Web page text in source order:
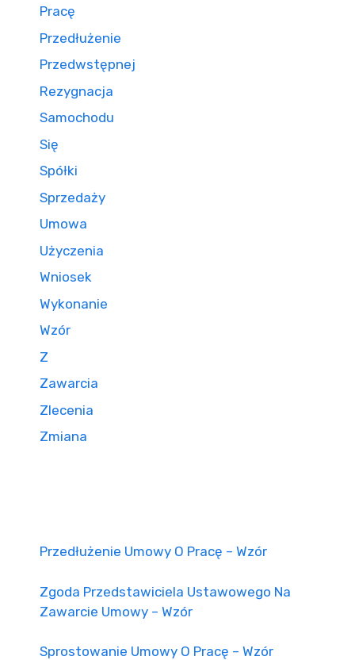
Pracę
Przedłużenie
Przedwstępnej
Rezygnacja
Samochodu
Się
Spółki
Sprzedaży
Umowa
Użyczenia
Wniosek
Wykonanie
Wzór
Z
Zawarcia
Zlecenia
Zmiana
Przedłużenie Umowy O Pracę – Wzór
Zgoda Przedstawiciela Ustawowego Na
Zawarcie Umowy – Wzór
Sprostowanie Umowy O Pracę – Wzór